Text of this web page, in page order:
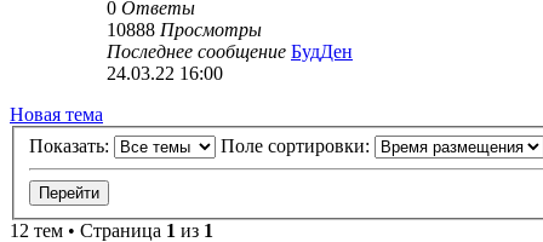
0 Ответы
10888 Просмотры
Последнее сообщение БудДен
24.03.22 16:00
Новая тема
Показать:
Поле сортировки:
12 тем • Страница 1 из 1